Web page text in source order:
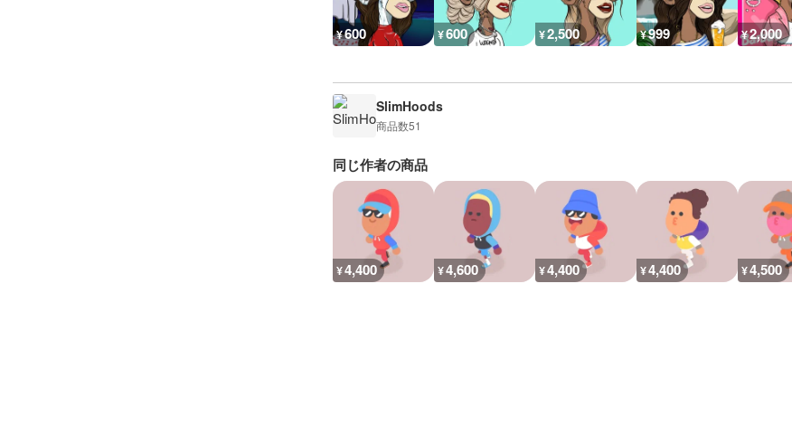
¥600 ¥600 ¥2,500 ¥999 ¥2,000
SlimHoods
商品数51
同じ作者の商品
¥4,400 ¥4,600 ¥4,400 ¥4,400 ¥4,500